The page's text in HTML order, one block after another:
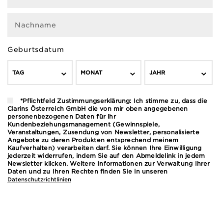
Nachname
Geburtsdatum
TAG MONAT JAHR
*Pflichtfeld Zustimmungserklärung: Ich stimme zu, dass die
Clarins Österreich GmbH die von mir oben angegebenen
personenbezogenen Daten für ihr
Kundenbeziehungsmanagement (Gewinnspiele,
Veranstaltungen, Zusendung von Newsletter, personalisierte
Angebote zu deren Produkten entsprechend meinem
Kaufverhalten) verarbeiten darf. Sie können Ihre Einwilligung
jederzeit widerrufen, indem Sie auf den Abmeldelink in jedem
Newsletter klicken. Weitere Informationen zur Verwaltung Ihrer
Daten und zu Ihren Rechten finden Sie in unseren
Datenschutzrichtlinien